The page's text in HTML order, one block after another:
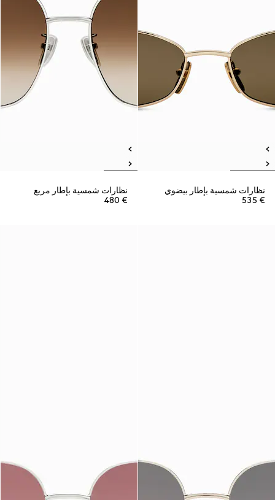
نظارات شمسية بإطار بيضوي
€ 535
نظارات شمسية بإطار مربع
€ 480